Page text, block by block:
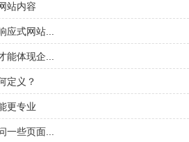
站内容
应式网站...
能体现企...
定义？
更专业
一些页面...